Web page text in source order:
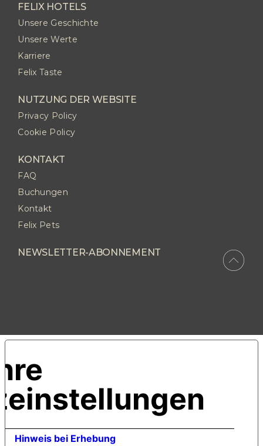
FELIX HOTELS
Unsere Geschichte
Unsere Werte
Karriere
Felix Taste
NUTZUNG DER WEBSITE
Privacy Policy
Cookie Policy
KONTAKT
FAQ
Buchungen
Kontakt
Felix Pets
NEWSLETTER-ABONNEMENT
Hinweis bei Erhebung